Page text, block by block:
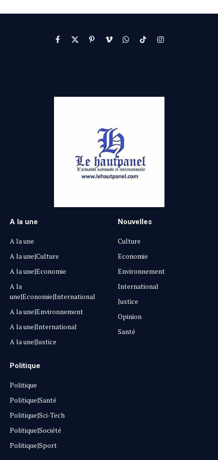
Facebook
X
PinterestVimeoWhatsApp
TikTokInstagram
A la une
A la une
A la une|Culture
A la une|Economie
A la
une|Economie|International
A la une|Environnement
A la une|International
A la une|Justice
Nouvelles
Culture
Economie
Environnement
International
Justice
Opinion
Santé
Politique
Politique
Politique|Santé
Politique|Sci-Tech
Politique|Société
Politique|Sport